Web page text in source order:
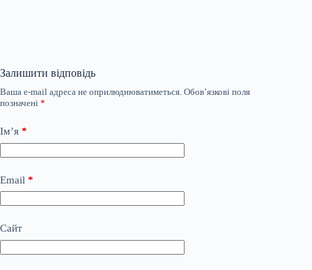
Залишити відповідь
Ваша e-mail адреса не оприлюднюватиметься. Обов’язкові поля
позначені *
Ім’я *
Email *
Сайт